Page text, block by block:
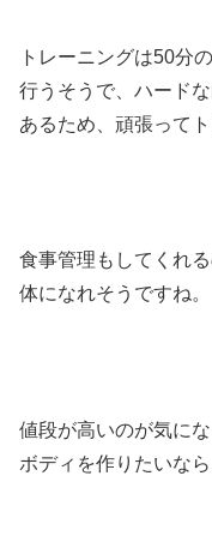
トレーニングは50分
行うそうで、ハード
あるため、頑張って
食事管理もしてくれ
体になれそうですね。
値段が高いのが気に
ボディを作りたいな